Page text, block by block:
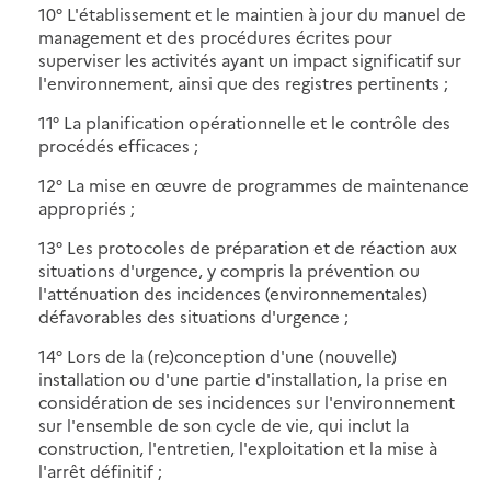
10° L'établissement et le maintien à jour du manuel de
management et des procédures écrites pour
superviser les activités ayant un impact significatif sur
l'environnement, ainsi que des registres pertinents ;
11° La planification opérationnelle et le contrôle des
procédés efficaces ;
12° La mise en œuvre de programmes de maintenance
appropriés ;
13° Les protocoles de préparation et de réaction aux
situations d'urgence, y compris la prévention ou
l'atténuation des incidences (environnementales)
défavorables des situations d'urgence ;
14° Lors de la (re)conception d'une (nouvelle)
installation ou d'une partie d'installation, la prise en
considération de ses incidences sur l'environnement
sur l'ensemble de son cycle de vie, qui inclut la
construction, l'entretien, l'exploitation et la mise à
l'arrêt définitif ;